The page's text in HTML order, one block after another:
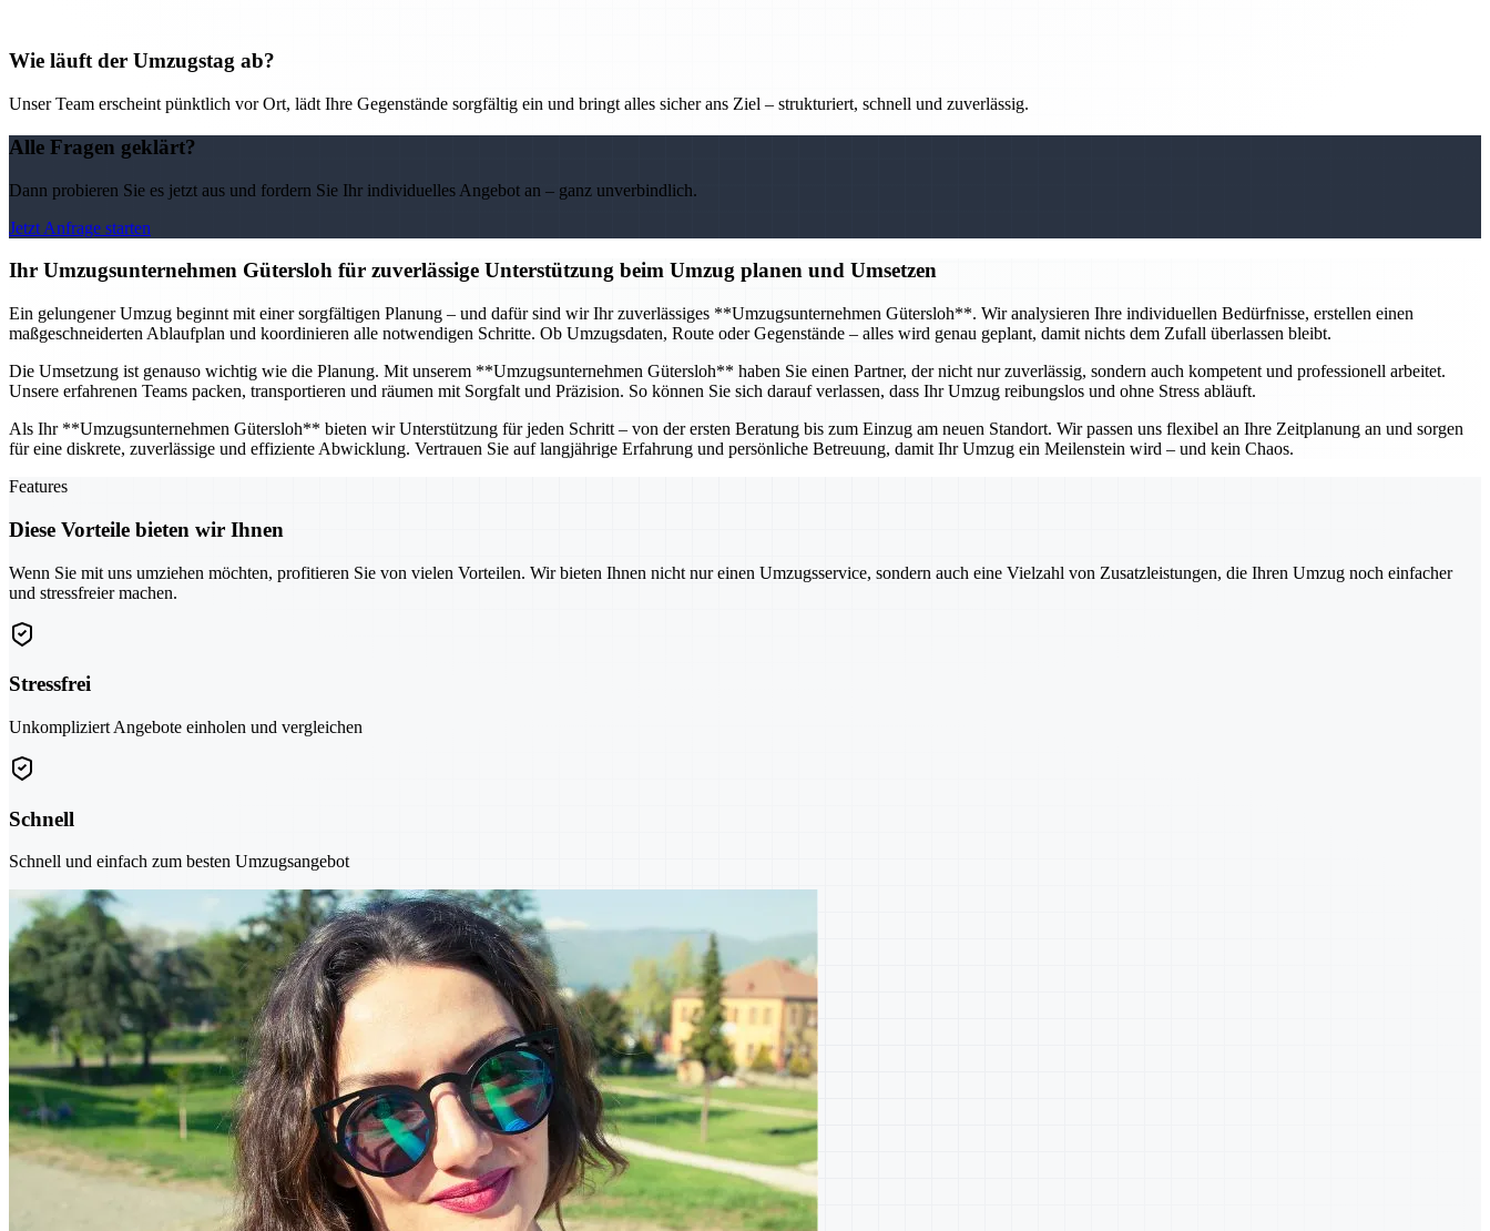
Wie läuft der Umzugstag ab?
Unser Team erscheint pünktlich vor Ort, lädt Ihre Gegenstände sorgfältig ein und bringt alles sicher ans Ziel – strukturiert, schnell und zuverlässig.
Alle Fragen geklärt?
Dann probieren Sie es jetzt aus und fordern Sie Ihr individuelles Angebot an – ganz unverbindlich.
Jetzt Anfrage starten
Ihr Umzugsunternehmen Gütersloh für zuverlässige Unterstützung beim Umzug planen und Umsetzen
Ein gelungener Umzug beginnt mit einer sorgfältigen Planung – und dafür sind wir Ihr zuverlässiges **Umzugsunternehmen Gütersloh**. Wir analysieren Ihre individuellen Bedürfnisse, erstellen einen
maßgeschneiderten Ablaufplan und koordinieren alle notwendigen Schritte. Ob Umzugsdaten, Route oder Gegenstände – alles wird genau geplant, damit nichts dem Zufall überlassen bleibt.
Die Umsetzung ist genauso wichtig wie die Planung. Mit unserem **Umzugsunternehmen Gütersloh** haben Sie einen Partner, der nicht nur zuverlässig, sondern auch kompetent und professionell arbeitet.
Unsere erfahrenen Teams packen, transportieren und räumen mit Sorgfalt und Präzision. So können Sie sich darauf verlassen, dass Ihr Umzug reibungslos und ohne Stress abläuft.
Als Ihr **Umzugsunternehmen Gütersloh** bieten wir Unterstützung für jeden Schritt – von der ersten Beratung bis zum Einzug am neuen Standort. Wir passen uns flexibel an Ihre Zeitplanung an und sorgen
für eine diskrete, zuverlässige und effiziente Abwicklung. Vertrauen Sie auf langjährige Erfahrung und persönliche Betreuung, damit Ihr Umzug ein Meilenstein wird – und kein Chaos.
Features
Diese Vorteile bieten wir Ihnen
Wenn Sie mit uns umziehen möchten, profitieren Sie von vielen Vorteilen. Wir bieten Ihnen nicht nur einen Umzugsservice, sondern auch eine Vielzahl von Zusatzleistungen, die Ihren Umzug noch einfacher
und stressfreier machen.
Stressfrei
Unkompliziert Angebote einholen und vergleichen
Schnell
Schnell und einfach zum besten Umzugsangebot